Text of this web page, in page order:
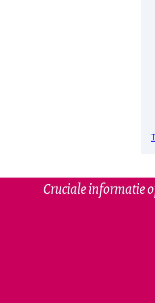
Cruciale informatie